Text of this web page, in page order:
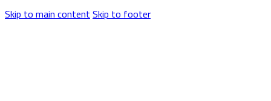
Skip to main contentSkip to footer